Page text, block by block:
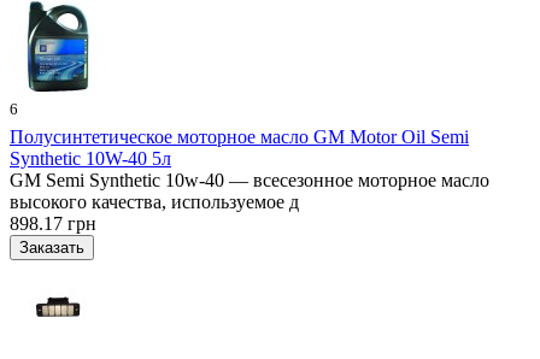
6
Полусинтетическое моторное масло GM Motor Oil Semi
Synthetic 10W-40 5л
GM Semi Synthetic 10w-40 — всесезонное моторное масло
высокого качества, используемое д
898.17 грн